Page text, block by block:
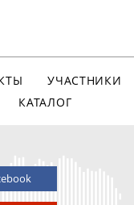
УЧАСТНИКИ
КАТАЛОГ